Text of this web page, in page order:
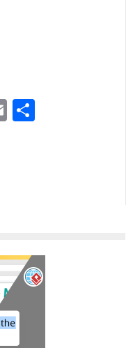
Email